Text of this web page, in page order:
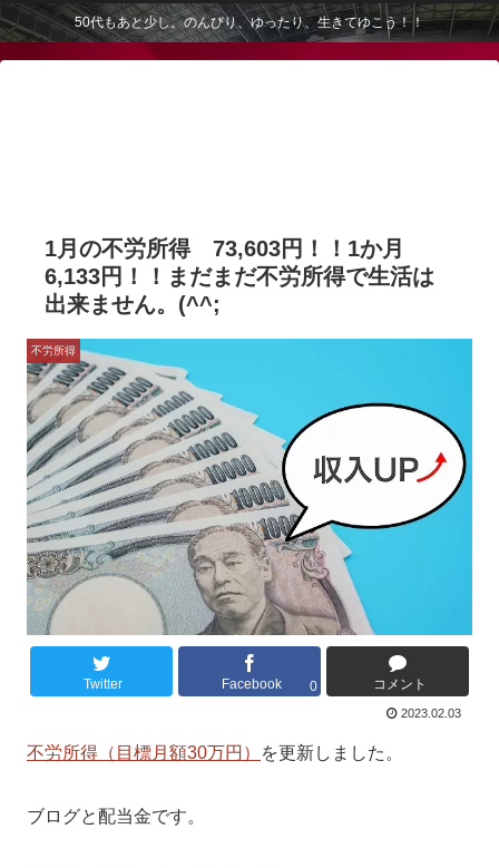
50代もあと少し。のんびり、ゆったり、生きてゆこう！！
1月の不労所得 73,603円！！1か月
6,133円！！まだまだ不労所得で生活は
出来ません。(^^;
不労所得
Twitter Facebook 0 コメント
2023.02.03
不労所得（目標月額30万円） を更新しました。
ブログと配当金です。